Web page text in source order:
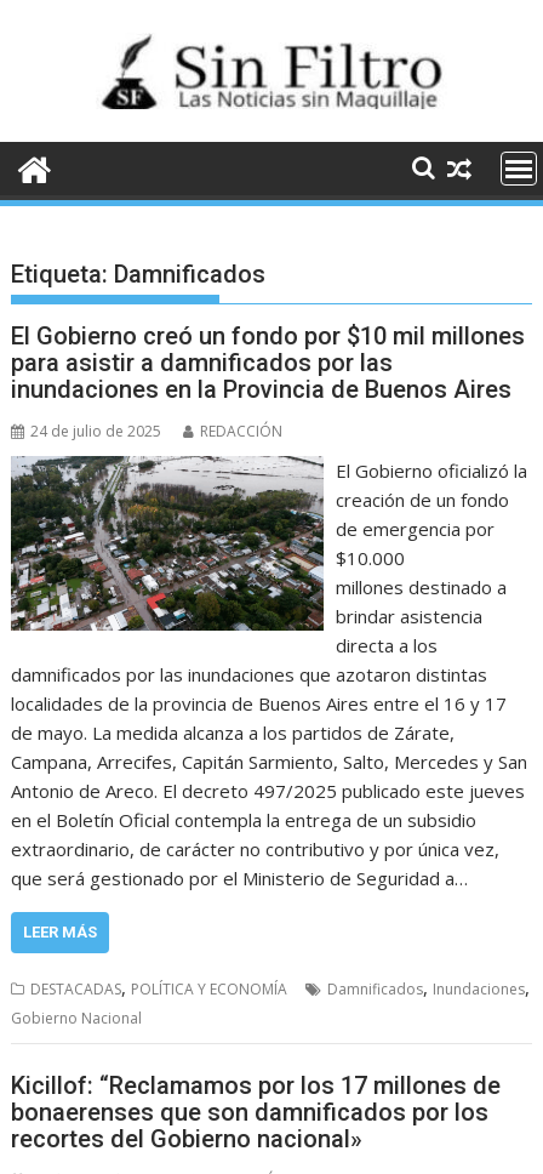
Etiqueta: Damnificados
El Gobierno creó un fondo por $10 mil millones
para asistir a damnificados por las
inundaciones en la Provincia de Buenos Aires
24 de julio de 2025 REDACCIÓN
El Gobierno oficializó la
creación de un fondo
de emergencia por
$10.000
millones destinado a
brindar asistencia
directa a los
damnificados por las inundaciones que azotaron distintas
localidades de la provincia de Buenos Aires entre el 16 y 17
de mayo. La medida alcanza a los partidos de Zárate,
Campana, Arrecifes, Capitán Sarmiento, Salto, Mercedes y San
Antonio de Areco. El decreto 497/2025 publicado este jueves
en el Boletín Oficial contempla la entrega de un subsidio
extraordinario, de carácter no contributivo y por única vez,
que será gestionado por el Ministerio de Seguridad a…
LEER MÁS
DESTACADAS, POLÍTICA Y ECONOMÍA Damnificados, Inundaciones,
Gobierno Nacional
Kicillof: “Reclamamos por los 17 millones de
bonaerenses que son damnificados por los
recortes del Gobierno nacional»